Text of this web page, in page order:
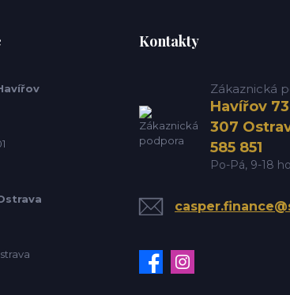
Kontakty
Zákaznická
Havířov
307
585 851
Po-Pá, 9-18